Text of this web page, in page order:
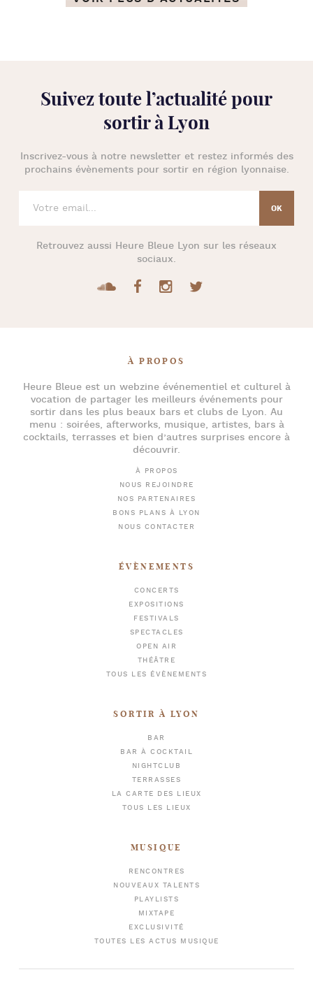
Suivez toute l’actualité pour
sortir à Lyon
Inscrivez-vous à notre newsletter et restez informés des
prochains évènements pour sortir en région lyonnaise.
Retrouvez aussi Heure Bleue Lyon sur les réseaux
sociaux.
À PROPOS
Heure Bleueest un webzine événementiel et culturel à
vocation de partager les meilleurs événements pour
sortir dans les plus beaux bars et clubs de Lyon. Au
menu : soirées, afterworks, musique, artistes, bars à
cocktails, terrasses et bien d’autres surprises encore à
découvrir.
À PROPOS
NOUS REJOINDRE
NOS PARTENAIRES
BONS PLANS À LYON
NOUS CONTACTER
ÉVÈNEMENTS
CONCERTS
EXPOSITIONS
FESTIVALS
SPECTACLES
OPEN AIR
THÉÂTRE
TOUS LES ÉVÈNEMENTS
SORTIR À LYON
BAR
BAR À COCKTAIL
NIGHTCLUB
TERRASSES
LA CARTE DES LIEUX
TOUS LES LIEUX
MUSIQUE
RENCONTRES
NOUVEAUX TALENTS
PLAYLISTS
MIXTAPE
EXCLUSIVITÉ
TOUTES LES ACTUS MUSIQUE